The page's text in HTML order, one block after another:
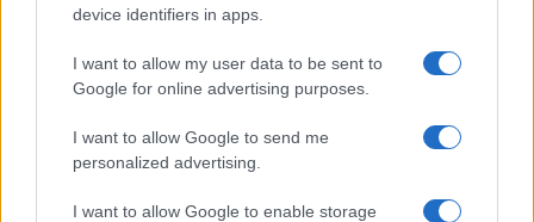
device identifiers in apps.
I want to allow my user data to be sent to
Google for online advertising purposes.
I want to allow Google to send me
personalized advertising.
I want to allow Google to enable storage